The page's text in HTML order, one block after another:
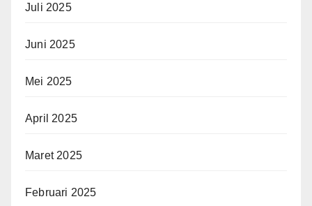
Juli 2025
Juni 2025
Mei 2025
April 2025
Maret 2025
Februari 2025